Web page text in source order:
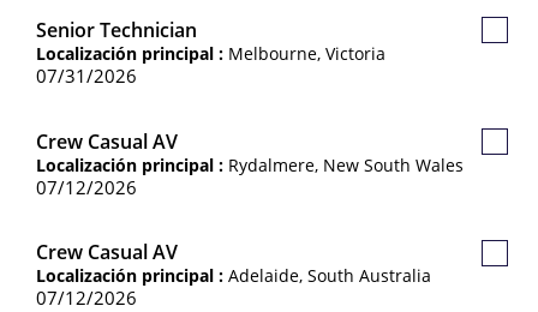
Senior Technician
Localización principal : Melbourne, Victoria
07/31/2026
Crew Casual AV
Localización principal : Rydalmere, New South Wales
07/12/2026
Crew Casual AV
Localización principal : Adelaide, South Australia
07/12/2026